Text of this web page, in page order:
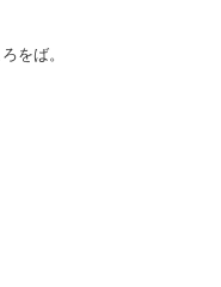
をば。